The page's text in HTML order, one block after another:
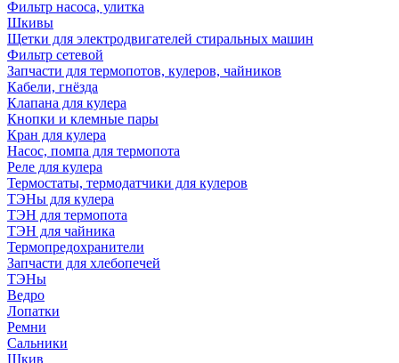
Фильтр насоса, улитка
Шкивы
Щетки для электродвигателей стиральных машин
Фильтр сетевой
Запчасти для термопотов, кулеров, чайников
Кабели, гнёзда
Клапана для кулера
Кнопки и клемные пары
Кран для кулера
Насос, помпа для термопота
Реле для кулера
Термостаты, термодатчики для кулеров
ТЭНы для кулера
ТЭН для термопота
ТЭН для чайника
Термопредохранители
Запчасти для хлебопечей
ТЭНы
Ведро
Лопатки
Ремни
Сальники
Шкив